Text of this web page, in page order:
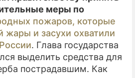
меры по
пожаров, которые
жары и засухи охватили
. Глава государства
выделить средства для
пострадавшим. Как